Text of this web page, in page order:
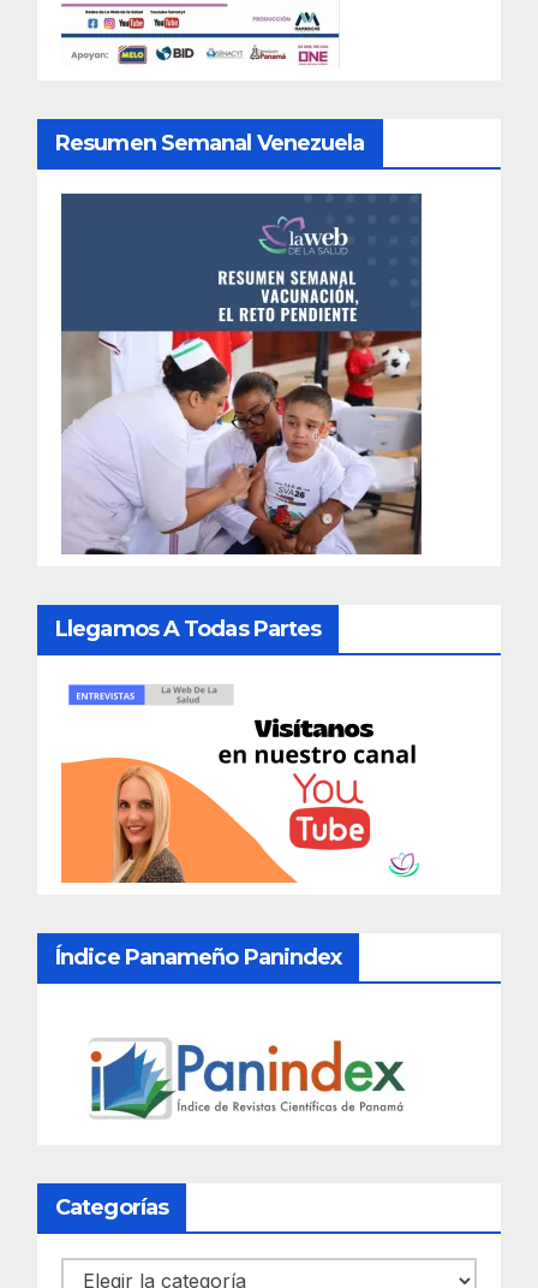
Resumen Semanal Venezuela
Llegamos A Todas Partes
Índice Panameño Panindex
Categorías
Categorías